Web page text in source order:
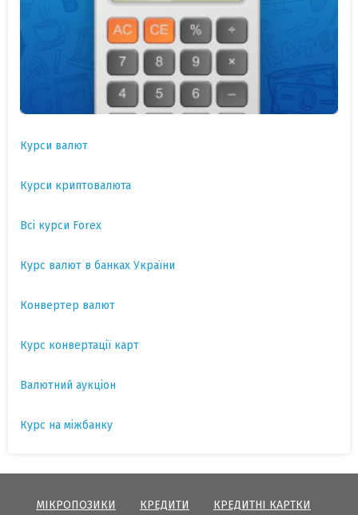
Курси валют
Курси криптовалюта
Всі курси Forex
Курс валют в банках України
Конвертер валют
Курс конвертації карт
Валютний аукціон
Курс на міжбанку
МІКРОПОЗИКИ КРЕДИТИ КРЕДИТНІ КАРТКИ